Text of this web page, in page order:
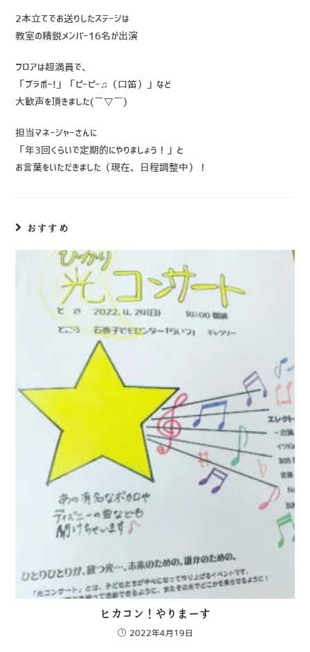
2本立てでお送りしたステージは
教室の精鋭メンバー16名が出演
フロアは超満員で、
「ブラボー!」「ピーピー♫（口笛）」など
大歓声を頂きました(￣▽￣)
担当マネージャーさんに
「年3回くらいで定期的にやりましょう！」と
お言葉をいただきました（現在、日程調整中）！
おすすめ
ヒカコン！やりまーす
2022年4月19日